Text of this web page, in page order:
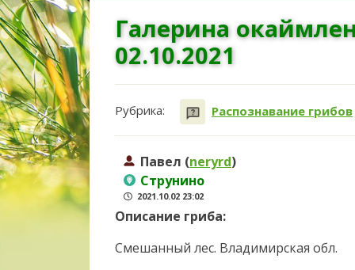
Галерина
02.10.2021
Рубрика: Распознавание грибов
Павел (neryrd)
Струнино
2021.10.02 23:02
Описание гриба:
Смешанный лес. Владимирская обл.